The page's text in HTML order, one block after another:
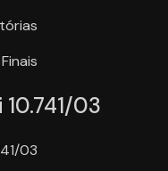
03
03